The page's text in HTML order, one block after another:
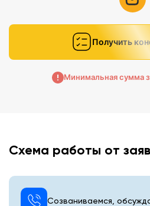
Получить
Минимальная сумма
Схема работы от
Созваниваемся,